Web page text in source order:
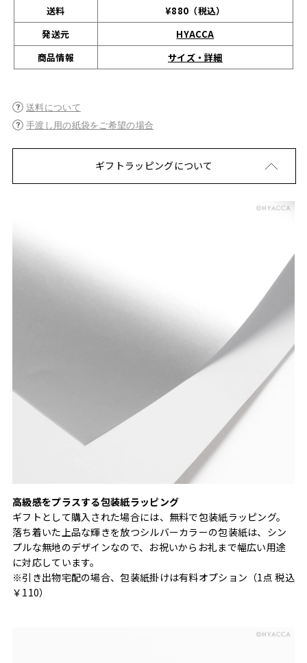
送料
¥880（税込）
発送元
HYACCA
商品情報
サイズ・詳細
送料について
手渡し用の紙袋をご希望の場合
ギフトラッピングについて
高級感をプラスする包装紙ラッピング
ギフトとして購入された場合には、無料で包装紙ラッピング。
落ち着いた上品な輝きを放つシルバーカラーの包装紙は、シン
プルな無地のデザインなので、お祝いからお礼まで幅広い用途
に対応しています。
※引き出物宅配の場合、包装紙掛けは有料オプション（1点 税込
￥110）